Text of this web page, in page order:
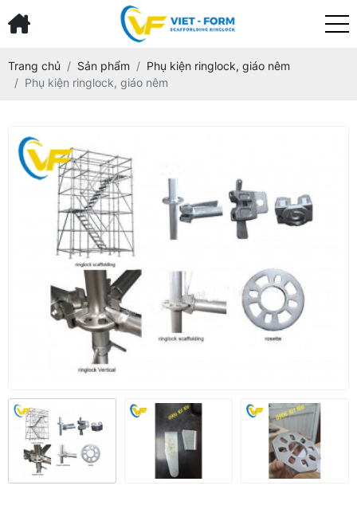
Trang chủ Sản phẩm
Phụ kiện ringlock, giáo nêm
Phụ kiện ringlock, giáo nêm